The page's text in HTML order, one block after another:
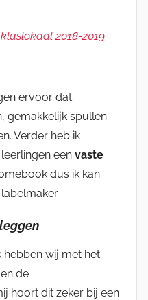
klaslokaal 2018-2019
ervoor dat
gemakkelijk spullen
Verder heb ik
een vaste
dus ik kan
hebben wij met het
de
hoort dit zeker bij een